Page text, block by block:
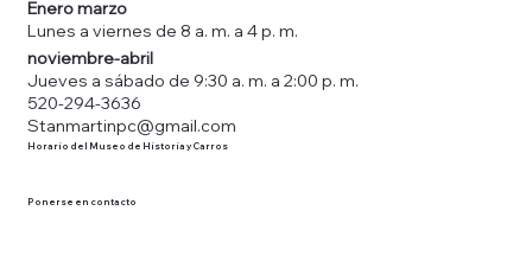
Enero marzo
Lunes a viernes de 8 a. m. a 4 p. m.
Horario del Museo de Historia y Carros
noviembre-abril
Jueves a sábado de 9:30 a. m. a 2:00 p. m.
520-294-3636
Stanmartinpc@gmail.com
Ponerse en contacto